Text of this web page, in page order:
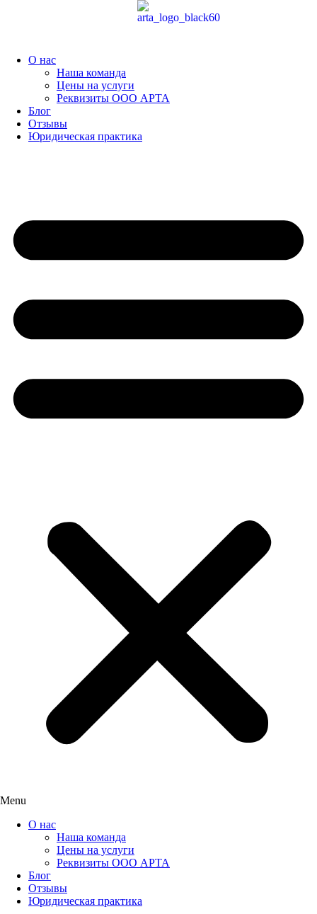
О нас
Наша команда
Цены на услуги
Реквизиты ООО АРТА
Блог
Отзывы
Юридическая практика
Menu
О нас
Наша команда
Цены на услуги
Реквизиты ООО АРТА
Блог
Отзывы
Юридическая практика